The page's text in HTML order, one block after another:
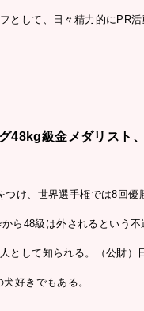
として、日々精力的にPR活
48kg級金メダリスト
け、世界選手権では8回
ら48級は外されるという
として知られる。（公財
好きでもある。